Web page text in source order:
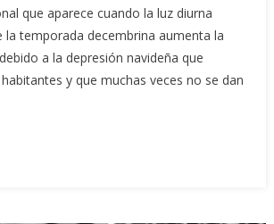
que aparece cuando la luz diurna
la temporada decembrina aumenta la
a la depresión navideña que
y que muchas veces no se dan